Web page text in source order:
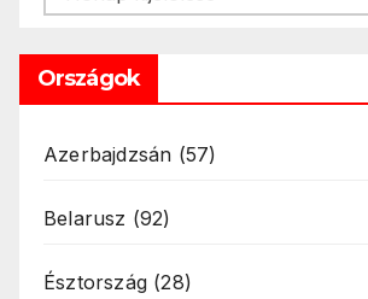
Országok
Azerbajdzsán (57)
Belarusz (92)
Észtország (28)